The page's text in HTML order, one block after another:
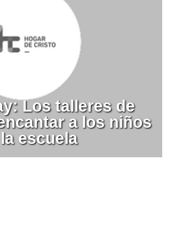
Los talleres de
a los niños
escuela